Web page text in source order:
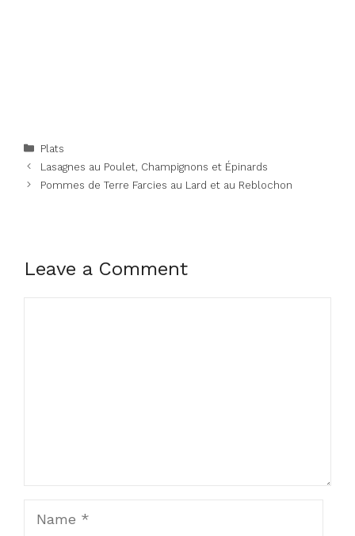
Categories
Plats
Lasagnes au Poulet, Champignons et Épinards
Pommes de Terre Farcies au Lard et au Reblochon
Leave a Comment